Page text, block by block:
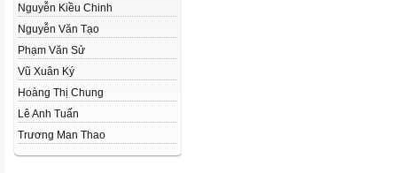
Nguyễn Kiều Chinh
Nguyễn Văn Tạo
Phạm Văn Sử
Vũ Xuân Ký
Hoàng Thị Chung
Lê Anh Tuấn
Trương Man Thao